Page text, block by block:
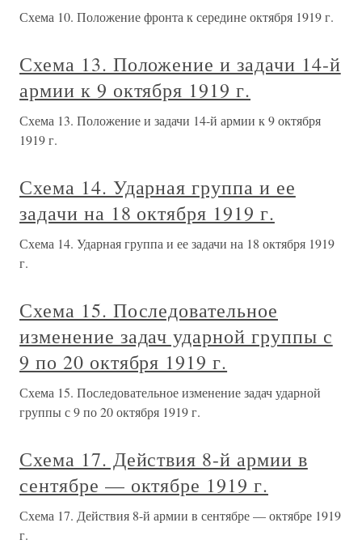
Схема 10. Положение фронта к середине октября 1919 г.
Схема 13. Положение и задачи 14-й
армии к 9 октября 1919 г.
Схема 13. Положение и задачи 14-й армии к 9 октября
1919 г.
Схема 14. Ударная группа и ее
задачи на 18 октября 1919 г.
Схема 14. Ударная группа и ее задачи на 18 октября 1919
г.
Схема 15. Последовательное
изменение задач ударной группы с
9 по 20 октября 1919 г.
Схема 15. Последовательное изменение задач ударной
группы с 9 по 20 октября 1919 г.
Схема 17. Действия 8-й армии в
сентябре — октябре 1919 г.
Схема 17. Действия 8-й армии в сентябре — октябре 1919
г.